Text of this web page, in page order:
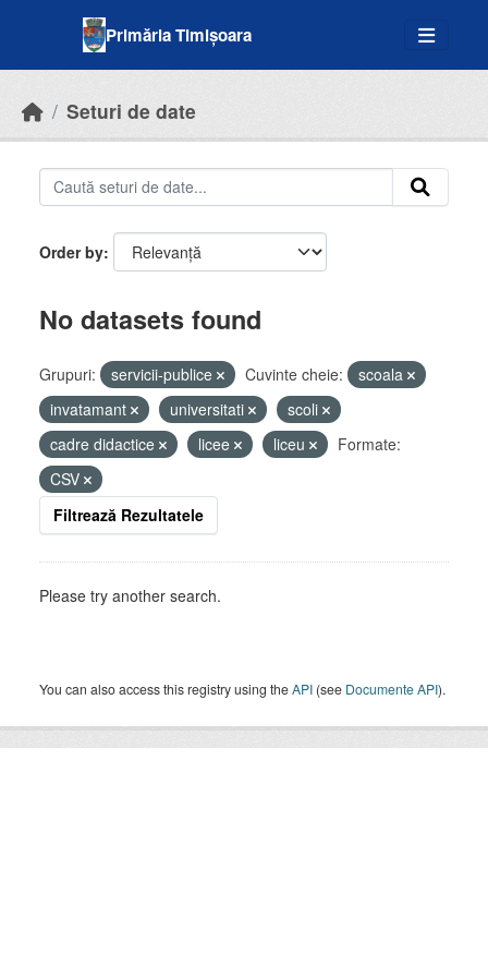
Primăria Timișoara
Seturi de date
Order by
No datasets found
Grupuri: servicii-publice Cuvinte cheie:
scoala
invatamant
universitati
scoli
cadre didactice
licee liceu
Formate:
CSV
Filtrează Rezultatele
Please try another search.
You can also access this registry using theAPI (see Documente API).